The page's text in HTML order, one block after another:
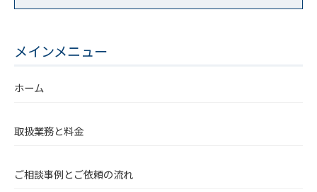
メインメニュー
ホーム
取扱業務と料金
ご相談事例とご依頼の流れ